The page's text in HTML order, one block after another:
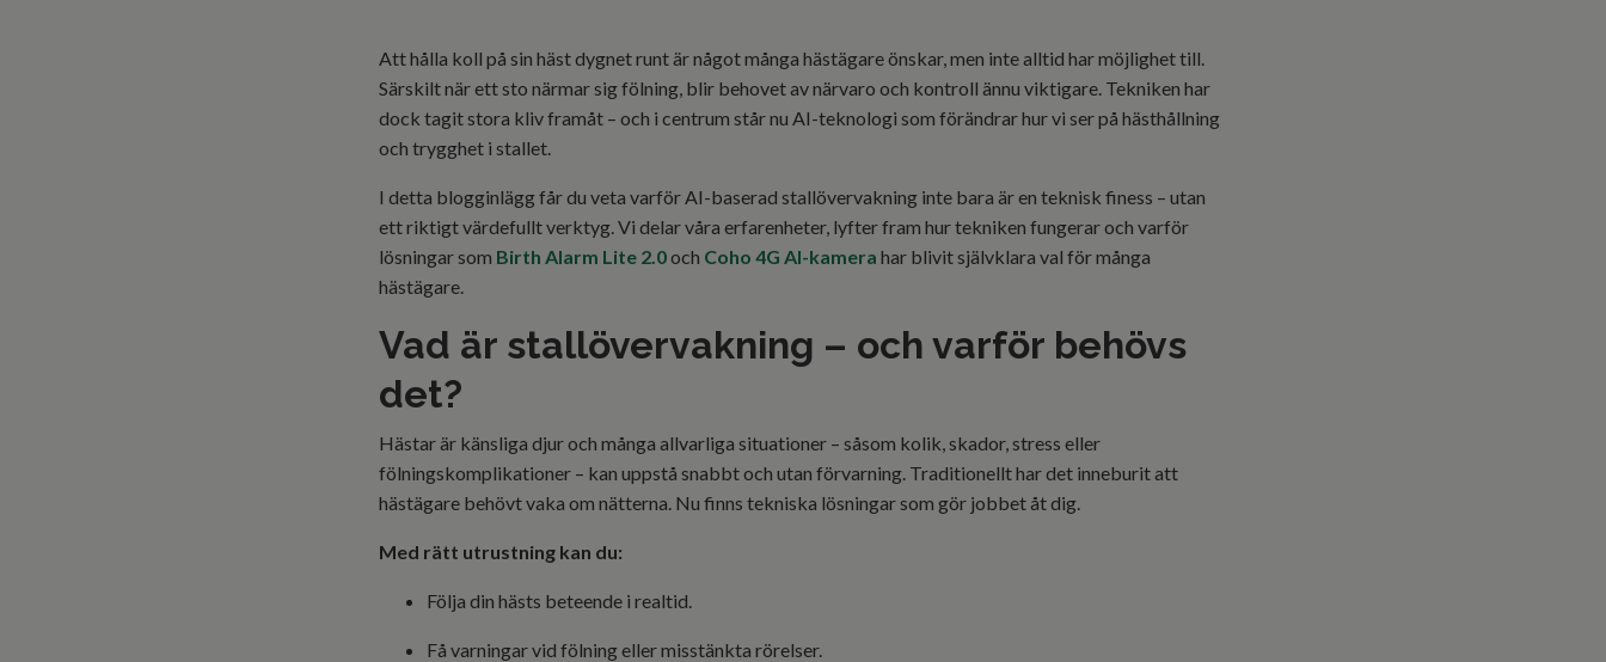
Att hålla koll på sin häst dygnet runt är något många hästägare önskar, men inte alltid har möjlighet till.
Särskilt när ett sto närmar sig fölning, blir behovet av närvaro och kontroll ännu viktigare. Tekniken har
dock tagit stora kliv framåt – och i centrum står nu AI-teknologi som förändrar hur vi ser på hästhållning
och trygghet i stallet.
I detta blogginlägg får du veta varför AI-baserad stallövervakning inte bara är en teknisk finess – utan
ett riktigt värdefullt verktyg. Vi delar våra erfarenheter, lyfter fram hur tekniken fungerar och varför
lösningar som Birth Alarm Lite 2.0och Coho 4G AI-kamera har blivit självklara val för många
hästägare.
Vad är stallövervakning – och varför behövs
det?
Hästar är känsliga djur och många allvarliga situationer – såsom kolik, skador, stress eller
fölningskomplikationer – kan uppstå snabbt och utan förvarning. Traditionellt har det inneburit att
hästägare behövt vaka om nätterna. Nu finns tekniska lösningar som gör jobbet åt dig.
Med rätt utrustning kan du:
Följa din hästs beteende i realtid.
Få varningar vid fölning eller misstänkta rörelser.